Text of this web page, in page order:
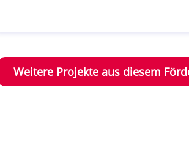
Weitere Projekte aus diesem